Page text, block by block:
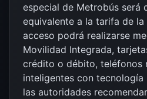
especial de Metrobús será
equivalente a la tarifa de la
acceso podrá realizarse
Movilidad Integrada,
crédito o débito, teléfonos
inteligentes con tecnología
las autoridades